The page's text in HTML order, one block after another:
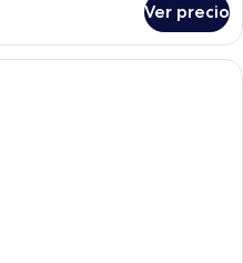
Ver precio
Una cama bien hecha con ropa de